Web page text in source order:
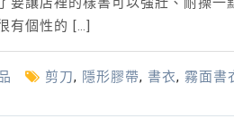
有個性的 […]
剪刀, 隱形膠帶, 書衣, 霧面書